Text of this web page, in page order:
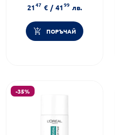
REVITALIFT
Форма на продукта:флуид
2147 € / 4199 лв.
ПОРЪЧАЙ
-35%